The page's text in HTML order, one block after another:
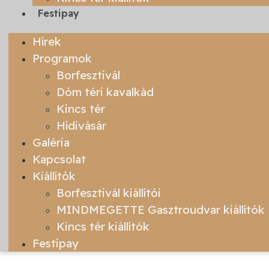
Festipay
Hírek
Programok
Borfesztivál
Dóm téri kavalkád
Kincs tér
Hídivásár
Galéria
Kapcsolat
Kiállítók
Borfesztivál kiállítói
MINDMEGETTE Gasztroudvar kiállítók
Kincs tér kiállítók
Festipay